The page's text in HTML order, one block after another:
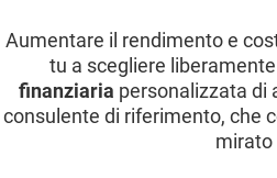
Aumentare il rendimento e
tu a scegliere
finanziaria personalizzata di
consulente di riferimento, che
mirato